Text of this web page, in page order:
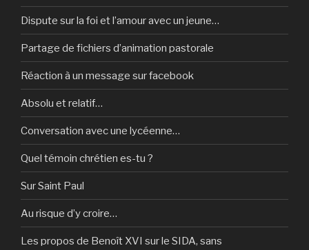
Dispute sur la foi et l’amour avec un jeune…
Partage de fichiers d’animation pastorale
Réaction à un message sur facebook
Absolu et relatif…
Conversation avec une lycéenne…
Quel témoin chrétien es-tu ?
Sur Saint Paul
Au risque d’y croire…
Les propos de Benoît XVI sur le SIDA, sans